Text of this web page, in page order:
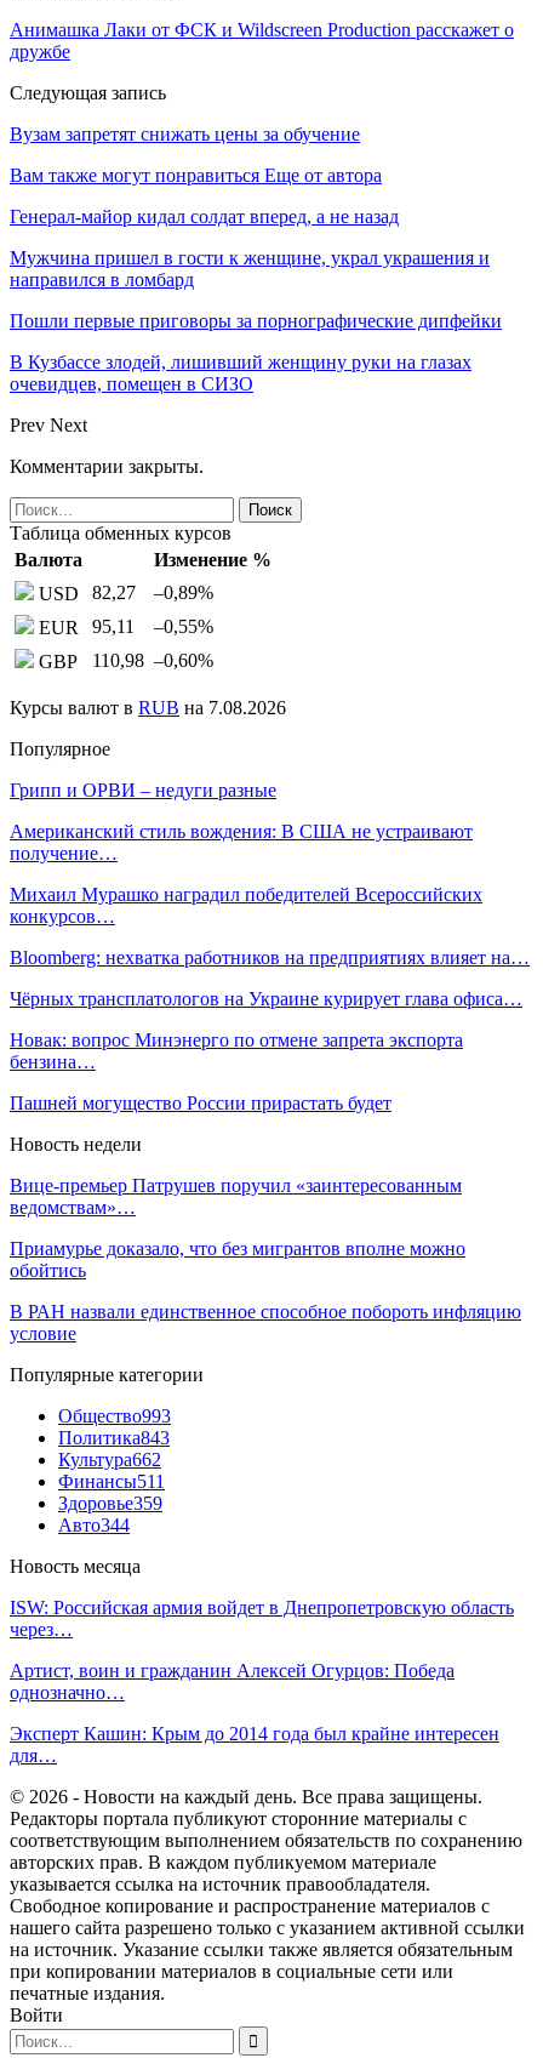
Анимашка Лаки от ФСК и Wildscreen Production расскажет о
дружбе
Следующая запись
Вузам запретят снижать цены за обучение
Вам также могут понравиться Еще от автора
Генерал-майор кидал солдат вперед, а не назад
Мужчина пришел в гости к женщине, украл украшения и
направился в ломбард
Пошли первые приговоры за порнографические дипфейки
В Кузбассе злодей, лишивший женщину руки на глазах
очевидцев, помещен в СИЗО
Prev Next
Комментарии закрыты.
Таблица обменных курсов
Валюта
Изменение %
USD
82,27 –0,89%
EUR
95,11 –0,55%
GBP
110,98 –0,60%
Курсы валют в RUB на 7.08.2026
Популярное
Грипп и ОРВИ – недуги разные
Американский стиль вождения: В США не устраивают
получение…
Михаил Мурашко наградил победителей Всероссийских
конкурсов…
Bloomberg: нехватка работников на предприятиях влияет на…
Чёрных трансплатологов на Украине курирует глава офиса…
Новак: вопрос Минэнерго по отмене запрета экспорта
бензина…
Пашней могущество России прирастать будет
Новость недели
Вице-премьер Патрушев поручил «заинтересованным
ведомствам»…
Приамурье доказало, что без мигрантов вполне можно
обойтись
В РАН назвали единственное способное побороть инфляцию
условие
Популярные категории
Общество993
Политика843
Культура662
Финансы511
Здоровье359
Авто344
Новость месяца
ISW: Российская армия войдет в Днепропетровскую область
через…
Артист, воин и гражданин Алексей Огурцов: Победа
однозначно…
Эксперт Кашин: Крым до 2014 года был крайне интересен
для…
© 2026 - Новости на каждый день. Все права защищены.
Редакторы портала публикуют сторонние материалы с
соответствующим выполнением обязательств по сохранению
авторских прав. В каждом публикуемом материале
указывается ссылка на источник правообладателя.
Свободное копирование и распространение материалов с
нашего сайта разрешено только с указанием активной ссылки
на источник. Указание ссылки также является обязательным
при копировании материалов в социальные сети или
печатные издания.
Войти